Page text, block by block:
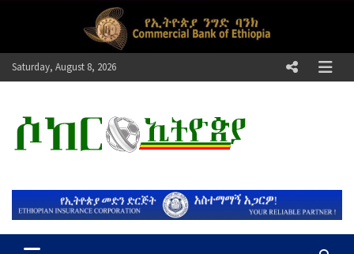
Saturday, August 8, 2026
ሶከር ኢትዮጵያ